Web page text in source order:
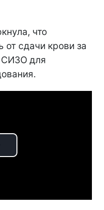
что
от сдачи крови за
СИЗО для